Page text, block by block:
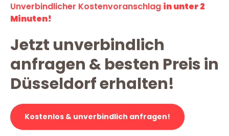
Unverbindlicher Kostenvoranschlag in unter 2
Minuten!
Jetzt unverbindlich
anfragen & besten Preis in
Düsseldorf erhalten!
Kostenlos & unverbindlich anfragen!